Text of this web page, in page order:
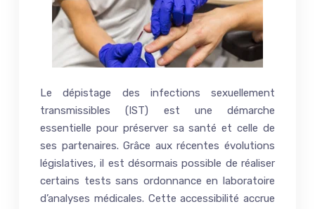
Le dépistage des infections sexuellement
transmissibles (IST) est une démarche
essentielle pour préserver sa santé et celle de
ses partenaires. Grâce aux récentes évolutions
législatives, il est désormais possible de réaliser
certains tests sans ordonnance en laboratoire
d’analyses médicales. Cette accessibilité accrue